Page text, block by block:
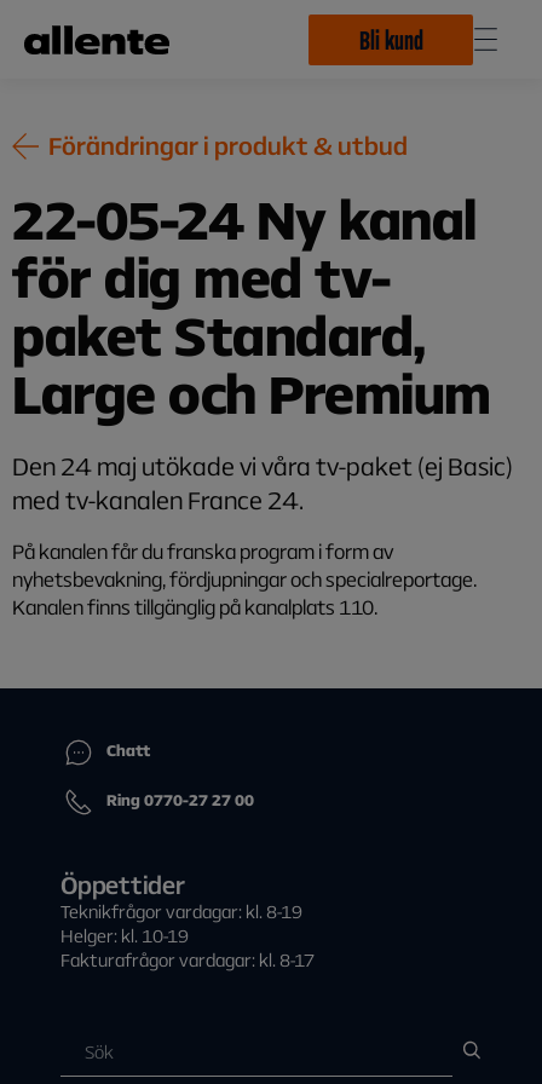
Bli kund
Förändringar i produkt & utbud
22-05-24 Ny kanal
för dig med tv-
paket Standard,
Large och Premium
Den 24 maj utökade vi våra tv-paket (ej Basic)
med tv-kanalen France 24.
På kanalen får du franska program i form av
nyhetsbevakning, fördjupningar och specialreportage.
Kanalen finns tillgänglig på kanalplats 110.
Chatt
Ring 0770-27 27 00
Öppettider
Teknikfrågor vardagar: kl. 8-19
Helger: kl. 10-19
Fakturafrågor vardagar: kl. 8-17